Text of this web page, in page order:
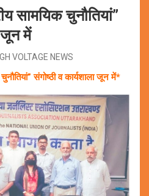
सामयिक चुनौतियां”
जून में
VOLTAGE NEWS
संगोष्ठी व कार्यशाला जून में*